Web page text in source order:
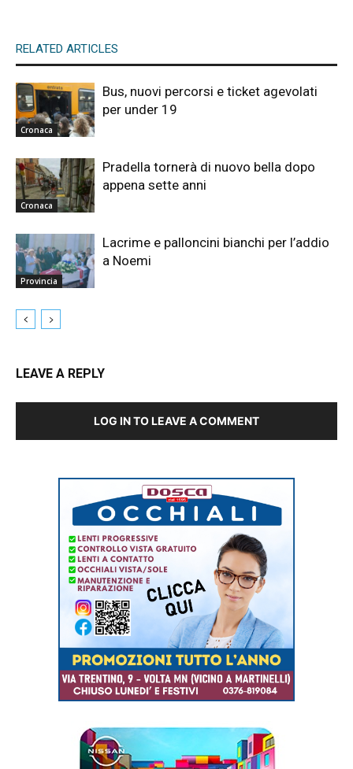
RELATED ARTICLES
Cronaca
Bus, nuovi percorsi e ticket agevolati
per under 19
Cronaca
Pradella tornerà di nuovo bella dopo
appena sette anni
Provincia
Lacrime e palloncini bianchi per l’addio
a Noemi
LEAVE A REPLY
LOG IN TO LEAVE A COMMENT